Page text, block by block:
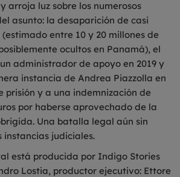
arroja luz sobre los numerosos
asunto: la desaparición de casi
entre 10 y 20 millones de
ocultos en Panamá), el
administrador de apoyo en 2019 y
instancia de Andrea Piazzolla en
prisión y a una indemnización de
por haberse aprovechado de la
Una batalla legal aún sin
instancias judiciales.
está producida por Indigo Stories
Lostia, productor ejecutivo: Ettore